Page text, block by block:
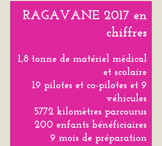
RAGAVANE 2017 en
chiffres
1,8 tonne de matériel médical
et scolaire
19 pilotes et co-pilotes et 9
véhicules
5772 kilomètres parcourus
200 enfants bénéficiaires
9 mois de préparation